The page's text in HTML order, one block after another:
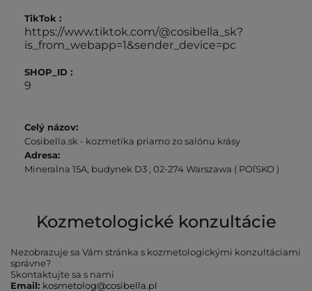
TikTok :
https://www.tiktok.com/@cosibella_sk?
is_from_webapp=1&sender_device=pc
SHOP_ID :
9
Celý názov:
Cosibella.sk - kozmetika priamo zo salónu krásy
Adresa:
Mineralna 15A, budynek D3 , 02-274 Warszawa ( POľSKO )
Kozmetologické konzultácie
Nezobrazuje sa Vám stránka s kozmetologickými konzultáciami
správne?
Skontaktujte sa s nami
Email: kosmetolog@cosibella.pl